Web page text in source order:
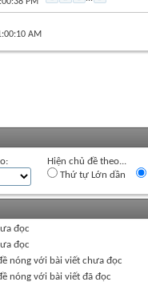
AM
Hiện chủ đề theo...
Thứ tự Lớn dần
đọc
đọc
nóng với bài viết chưa đọc
nóng với bài viết đã đọc